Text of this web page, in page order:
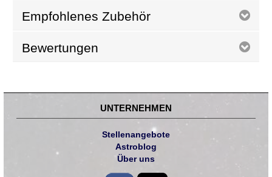
Empfohlenes Zubehör
Bewertungen
UNTERNEHMEN
Stellenangebote
Astroblog
Über uns